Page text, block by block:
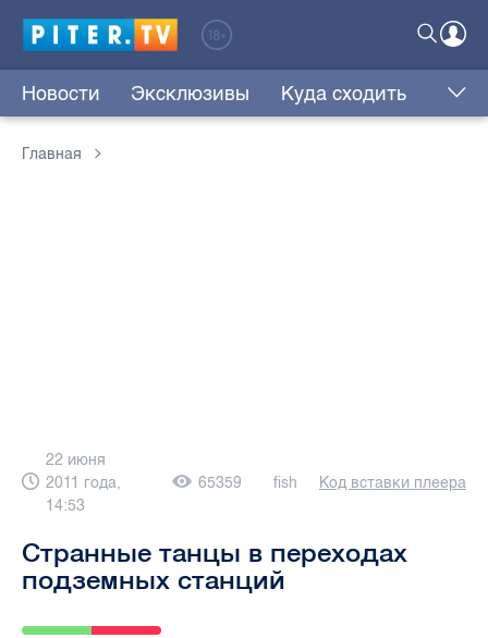
Новости Эксклюзивы Куда сходить
Главная
22 июня
2011 года,
14:53
65359 fish Код вставки плеера
Странные танцы в переходах
подземных станций